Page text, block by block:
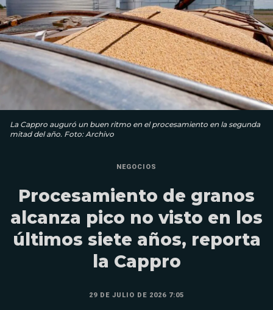
La Cappro auguró un buen ritmo en el procesamiento en la segunda
mitad del año. Foto: Archivo
NEGOCIOS
Procesamiento de granos
alcanza pico no visto en los
últimos siete años, reporta
la Cappro
29 DE JULIO DE 2026 7:05